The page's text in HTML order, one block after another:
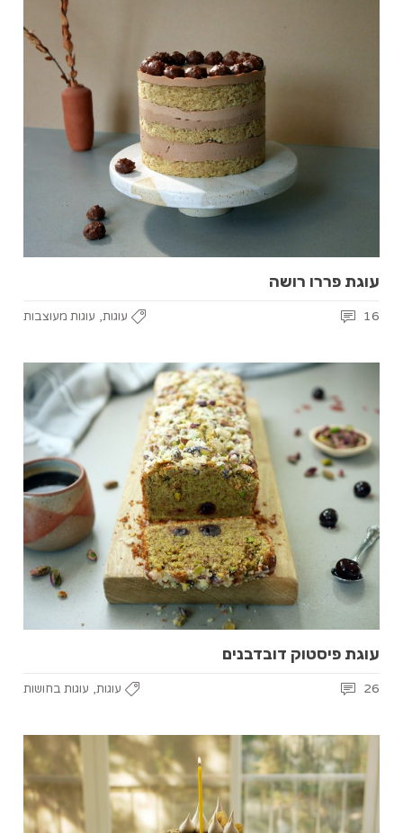
עוגת פררו רושה
עוגות, עוגות מעוצבות 16
עוגת פיסטוק דובדבנים
עוגות, עוגות בחושות 26